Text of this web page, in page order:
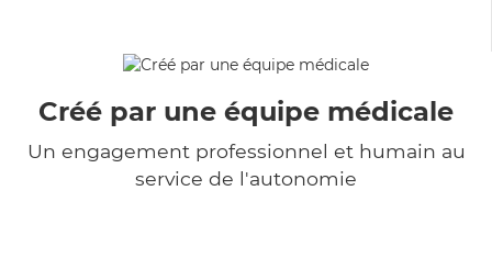
Créé par une équipe médicale
Un engagement professionnel et humain au
service de l'autonomie